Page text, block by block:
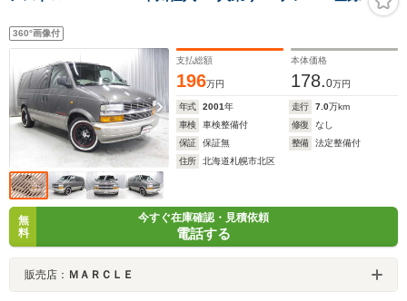
360°画像付
支払総額
196万円
本体価格
178.0万円
年式 2001年 走行 7.0万km
車検
車検整備付 修復
なし
保証
保証無 整備
法定整備付
住所
北海道札幌市北区
無
料
今すぐ在庫確認・見積依頼
電話する
販売店： ＭＡＲＣＬＥ